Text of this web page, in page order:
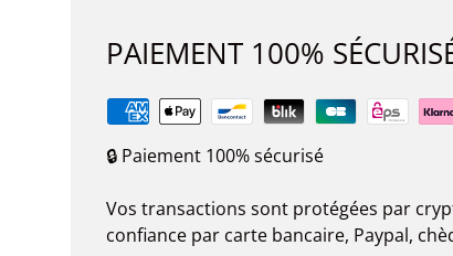
PAIEMENT 100%
🔒 Paiement 100% sécurisé
Vos transactions sont protégées par
confiance par carte bancaire, Paypal,